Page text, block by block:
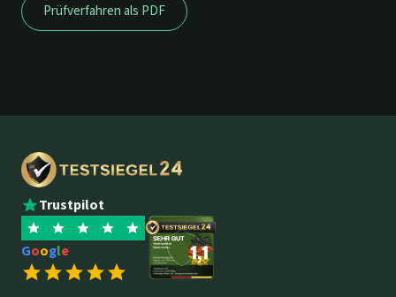
Prüfverfahren als PDF
Trustpilot
Google